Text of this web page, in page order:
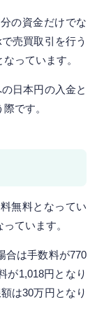
の資金だけでな
売買取引を行う
っています。
日本円の入金と
です。
無料となってい
ています。
合は手数料が770
が1,018円となり
は30万円となり